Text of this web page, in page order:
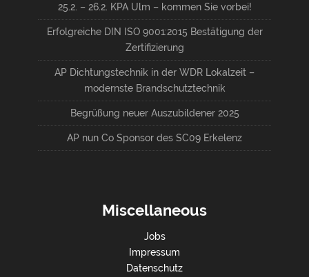
25.2. – 26.2. KPA Ulm – kommen Sie vorbei!
Erfolgreiche DIN ISO 9001:2015 Bestätigung der
Zertifizierung
AP Dichtungstechnik in der WDR Lokalzeit –
modernste Brandschutztechnik
Begrüßung neuer Auszubildener 2025
AP nun Co Sponsor des SC09 Erkelenz
Miscellaneous
Jobs
Impressum
Datenschutz